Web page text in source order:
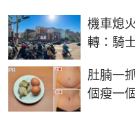
機車熄
轉：騎
肚腩一
個瘦一個
PR